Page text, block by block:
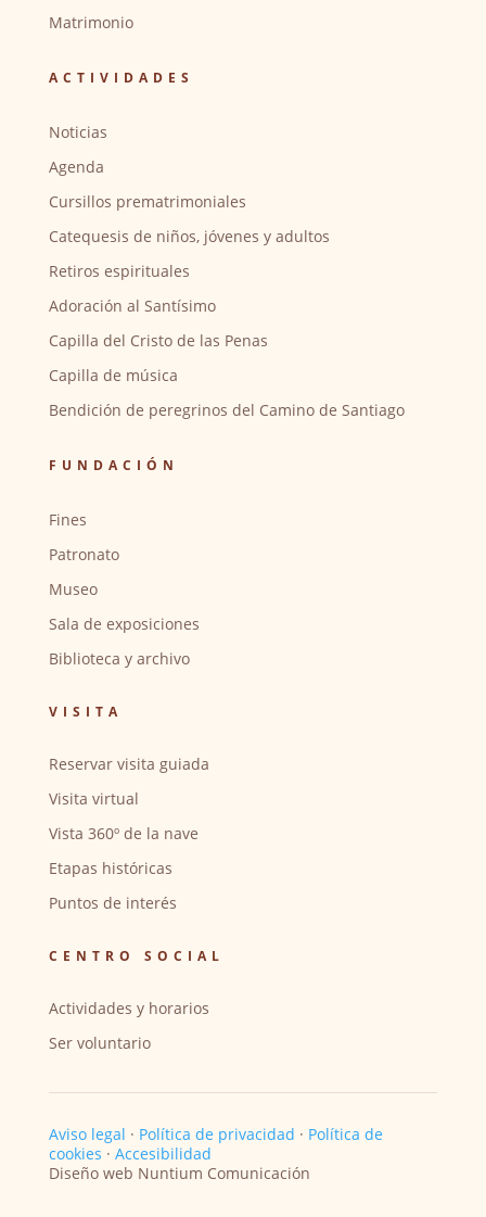
Matrimonio
ACTIVIDADES
Noticias
Agenda
Cursillos prematrimoniales
Catequesis de niños, jóvenes y adultos
Retiros espirituales
Adoración al Santísimo
Capilla del Cristo de las Penas
Capilla de música
Bendición de peregrinos del Camino de Santiago
FUNDACIÓN
Fines
Patronato
Museo
Sala de exposiciones
Biblioteca y archivo
VISITA
Reservar visita guiada
Visita virtual
Vista 360º de la nave
Etapas históricas
Puntos de interés
CENTRO SOCIAL
Actividades y horarios
Ser voluntario
Aviso legal · Política de privacidad · Política de
cookies · Accesibilidad
Diseño web Nuntium Comunicación